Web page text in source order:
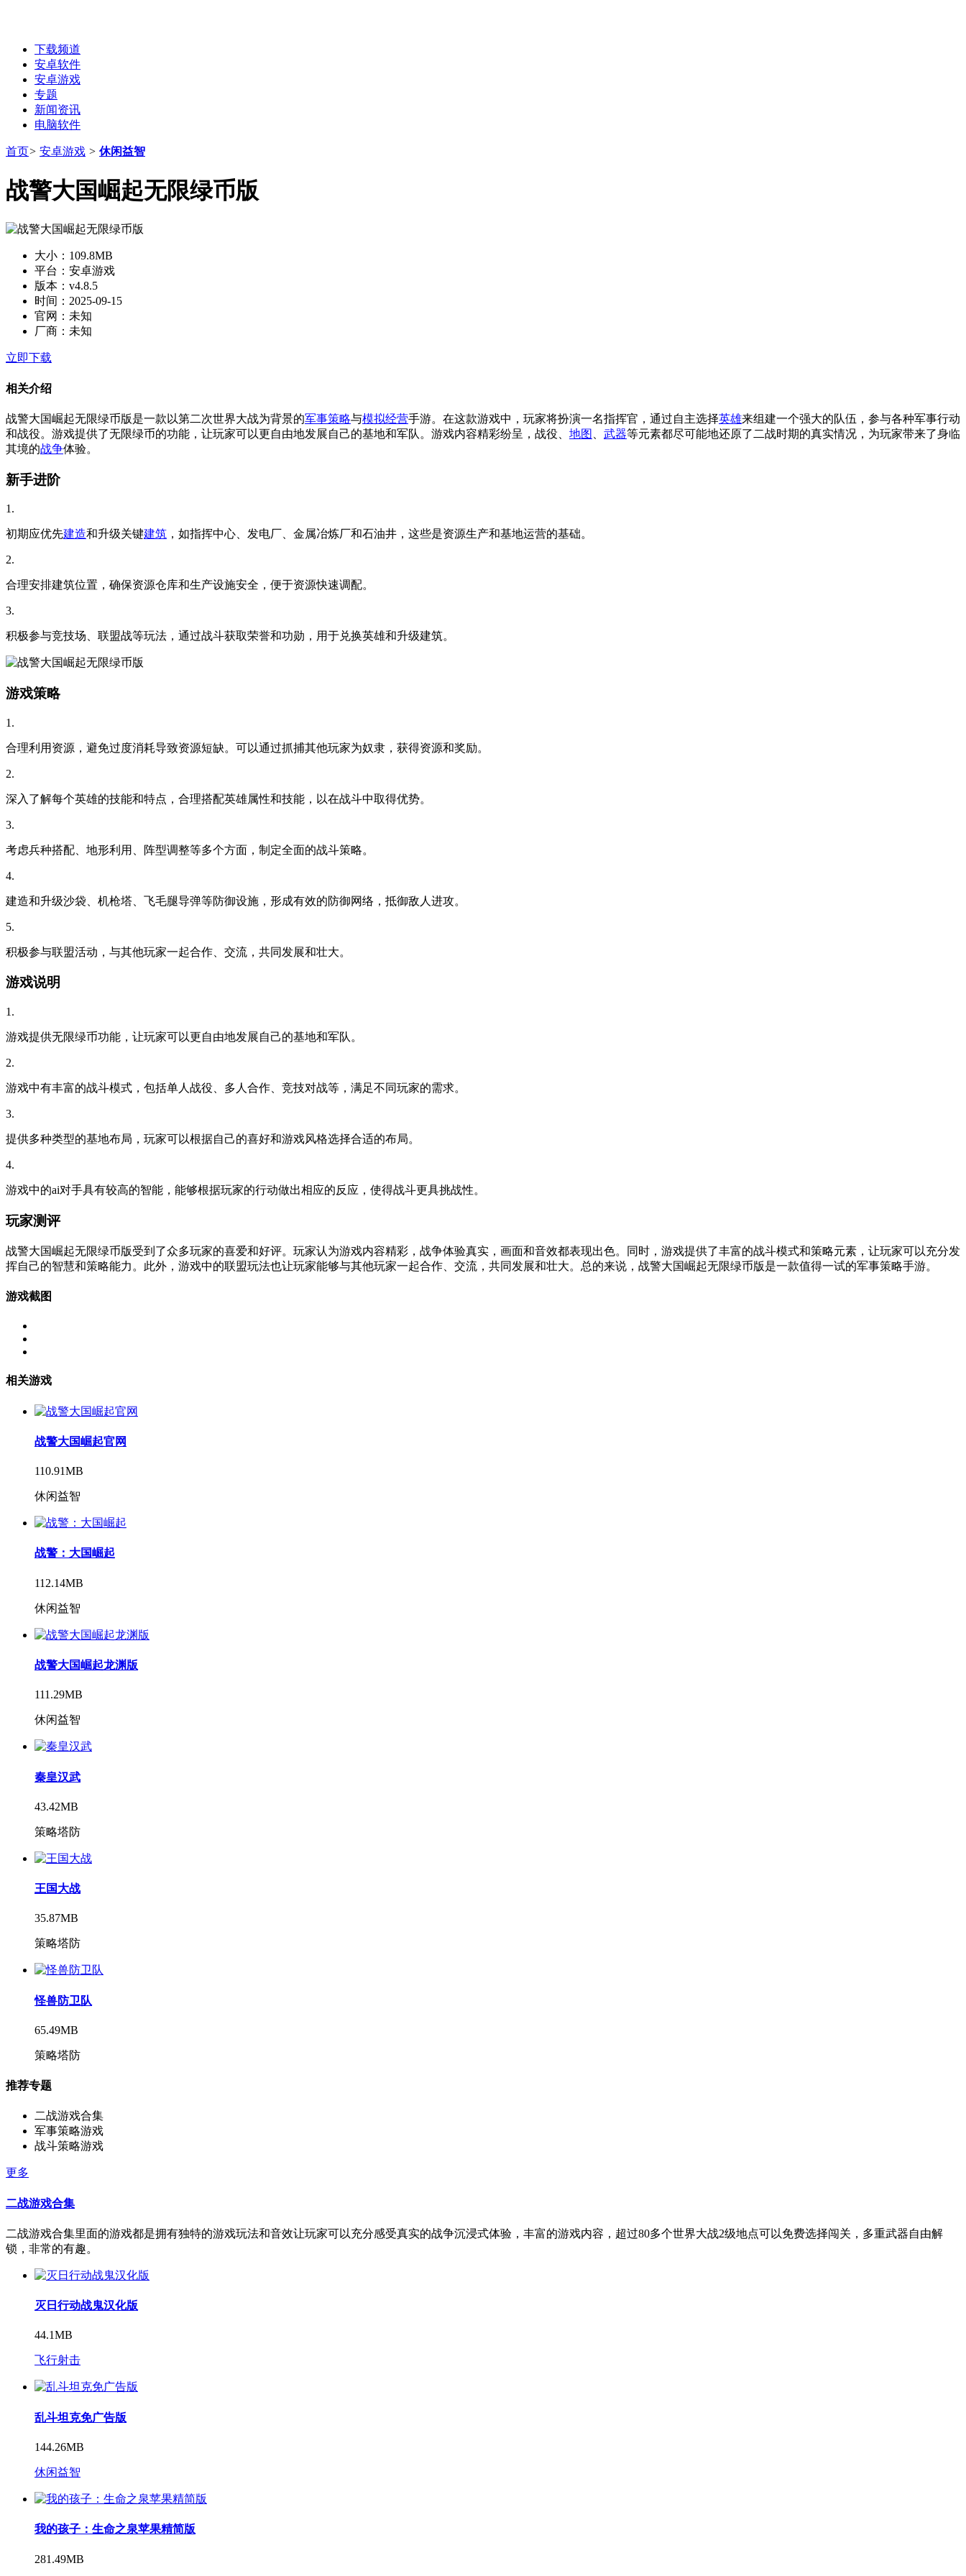
下载频道
安卓软件
安卓游戏
专题
新闻资讯
电脑软件
首页> 安卓游戏 > 休闲益智
战警大国崛起无限绿币版
大小： 109.8MB
平台： 安卓游戏
版本： v4.8.5
时间： 2025-09-15
官网： 未知
厂商： 未知
立即下载
相关介绍
战警大国崛起无限绿币版是一款以第二次世界大战为背景的军事策略与模拟经营手游。在这款游戏中，玩家将扮演一名指挥官，通过自主选择英雄来组建一个强大的队伍，参与各种军事行动
和战役。游戏提供了无限绿币的功能，让玩家可以更自由地发展自己的基地和军队。游戏内容精彩纷呈，战役、 地图 武器等元素都尽可能地还原了二战时期的真实情况，为玩家带来了身临
其境的战争体验。
新手进阶
1.
初期应优先建造和升级关键建筑 ，如指挥中心、发电厂、金属冶炼厂和石油井，这些是资源生产和基地运营的基础。
2.
合理安排建筑位置，确保资源仓库和生产设施安全，便于资源快速调配。
3.
积极参与竞技场、联盟战等玩法，通过战斗获取荣誉和功勋，用于兑换英雄和升级建筑。
游戏策略
1.
合理利用资源，避免过度消耗导致资源短缺。可以通过抓捕其他玩家为奴隶，获得资源和奖励。
2.
深入了解每个英雄的技能和特点，合理搭配英雄属性和技能，以在战斗中取得优势。
3.
考虑兵种搭配、地形利用、阵型调整等多个方面，制定全面的战斗策略。
4.
建造和升级沙袋、机枪塔、飞毛腿导弹等防御设施，形成有效的防御网络，抵御敌人进攻。
5.
积极参与联盟活动，与其他玩家一起合作、交流，共同发展和壮大。
游戏说明
1.
游戏提供无限绿币功能，让玩家可以更自由地发展自己的基地和军队。
2.
游戏中有丰富的战斗模式，包括单人战役、多人合作、竞技对战等，满足不同玩家的需求。
3.
提供多种类型的基地布局，玩家可以根据自己的喜好和游戏风格选择合适的布局。
4.
游戏中的ai对手具有较高的智能，能够根据玩家的行动做出相应的反应，使得战斗更具挑战性。
玩家测评
战警大国崛起无限绿币版受到了众多玩家的喜爱和好评。玩家认为游戏内容精彩，战争体验真实，画面和音效都表现出色。同时，游戏提供了丰富的战斗模式和策略元素，让玩家可以充分发
挥自己的智慧和策略能力。此外，游戏中的联盟玩法也让玩家能够与其他玩家一起合作、交流，共同发展和壮大。总的来说，战警大国崛起无限绿币版是一款值得一试的军事策略手游。
游戏截图
相关游戏
战警大国崛起官网
110.91MB
休闲益智
战警：大国崛起
112.14MB
休闲益智
战警大国崛起龙渊版
111.29MB
休闲益智
秦皇汉武
43.42MB
策略塔防
王国大战
35.87MB
策略塔防
怪兽防卫队
65.49MB
策略塔防
推荐专题
二战游戏合集
军事策略游戏
战斗策略游戏
更多
二战游戏合集
二战游戏合集里面的游戏都是拥有独特的游戏玩法和音效让玩家可以充分感受真实的战争沉浸式体验，丰富的游戏内容，超过80多个世界大战2级地点可以免费选择闯关，多重武器自由解
锁，非常的有趣。
灭日行动战鬼汉化版
44.1MB
飞行射击
乱斗坦克免广告版
144.26MB
休闲益智
我的孩子：生命之泉苹果精简版
281.49MB